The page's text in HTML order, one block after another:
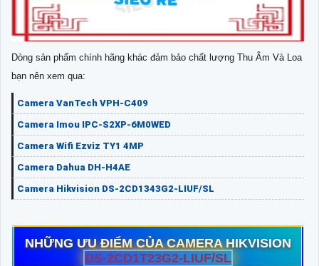
Dòng sản phẩm chính hãng khác đảm bảo chất lượng Thu Âm Và Loa
bạn nên xem qua:
Camera VanTech VPH-C409
Camera Imou IPC-S2XP-6M0WED
Camera Wifi Ezviz TY1 4MP
Camera Dahua DH-H4AE
Camera Hikvision DS-2CD1343G2-LIUF/SL
NHỮNG ƯU ĐIỂM CỦA CAMERA HIKVISION
DS-2CD1T23G2-LIUF/SL